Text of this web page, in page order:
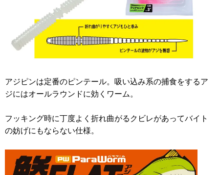
アジピンは定番のピンテール。吸い込み系の捕食をするア
ジにはオールラウンドに効くワーム。
フッキング時に丁度よく折れ曲がるクビレがあってバイト
の妨げにもならない仕様。